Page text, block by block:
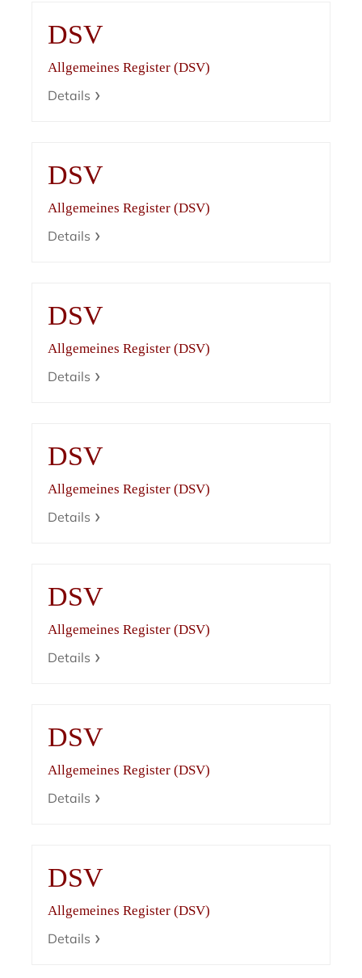
DSV
Allgemeines Register (DSV)
Details
DSV
Allgemeines Register (DSV)
Details
DSV
Allgemeines Register (DSV)
Details
DSV
Allgemeines Register (DSV)
Details
DSV
Allgemeines Register (DSV)
Details
DSV
Allgemeines Register (DSV)
Details
DSV
Allgemeines Register (DSV)
Details